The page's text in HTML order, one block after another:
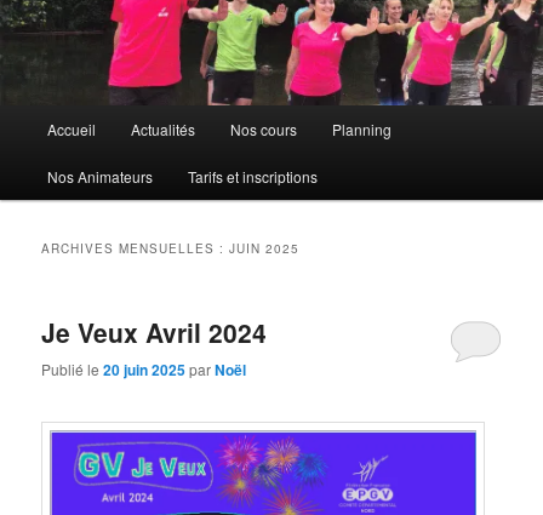
principal
Accueil Actualités Nos cours Planning
Nos Animateurs Tarifs et inscriptions
ARCHIVES MENSUELLES :JUIN 2025
Je Veux Avril 2024
Publié le20 juin 2025parNoël